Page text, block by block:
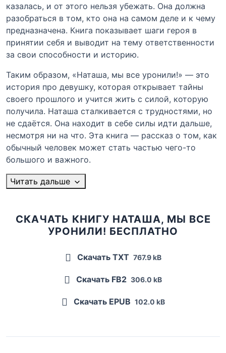
казалась, и от этого нельзя убежать. Она должна
разобраться в том, кто она на самом деле и к чему
предназначена. Книга показывает шаги героя в
принятии себя и выводит на тему ответственности
за свои способности и историю.
Таким образом, «Наташа, мы все уронили!» — это
история про девушку, которая открывает тайны
своего прошлого и учится жить с силой, которую
получила. Наташа сталкивается с трудностями, но
не сдаётся. Она находит в себе силы идти дальше,
несмотря ни на что. Эта книга — рассказ о том, как
обычный человек может стать частью чего-то
большого и важного.
Читать дальше
СКАЧАТЬ КНИГУ НАТАША, МЫ ВСЕ
УРОНИЛИ! БЕСПЛАТНО
Скачать TXT 767.9 kB
Скачать FB2 306.0 kB
Скачать EPUB 102.0 kB